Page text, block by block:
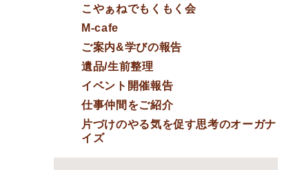
こやぁねでもくもく会
M-cafe
ご案内&学びの報告
遺品/生前整理
イベント開催報告
仕事仲間をご紹介
片づけのやる気を促す思考のオーガナ
イズ